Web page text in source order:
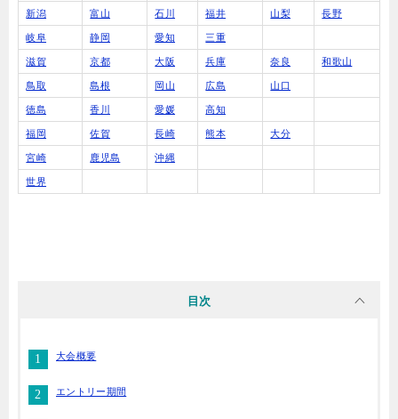
新潟 富山 石川 福井 山梨 長野
岐阜 静岡 愛知 三重
滋賀 京都 大阪 兵庫 奈良 和歌山
鳥取 島根 岡山 広島 山口
徳島 香川 愛媛 高知
福岡 佐賀 長崎 熊本 大分
宮崎 鹿児島 沖縄
世界
目次
大会概要
エントリー期間